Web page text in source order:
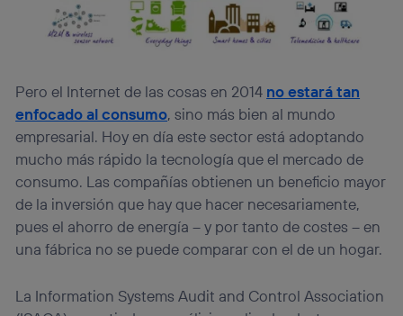
Pero el Internet de las cosas en 2014 no estará tan
enfocado al consumo, sino más bien al mundo
empresarial. Hoy en día este sector está adoptando
mucho más rápido la tecnología que el mercado de
consumo. Las compañías obtienen un beneficio mayor
de la inversión que hay que hacer necesariamente,
pues el ahorro de energía – y por tanto de costes – en
una fábrica no se puede comparar con el de un hogar.
La Information Systems Audit and Control Association